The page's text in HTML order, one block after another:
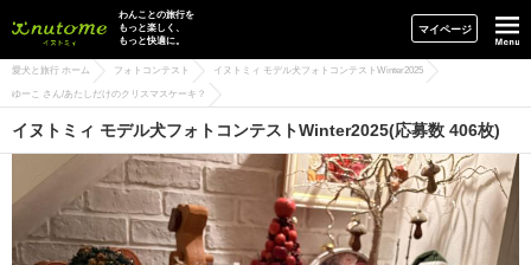
イヌトミィ
わんことの旅行を
もっと楽しく、
もっと快適に。
マイページ
愛犬と旅行 ホーム フォトコンテスト イヌトミィ モデル犬フォトコンテストWinter2025
ゆーこ さん/あたしだけのクリスマスケーキ？
イヌトミィ モデル犬フォトコンテストWinter2025(応募数 406枚)